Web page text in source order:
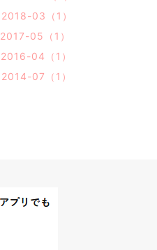
2018-03（1）
2017-05（1）
2016-04（1）
2014-07（1）